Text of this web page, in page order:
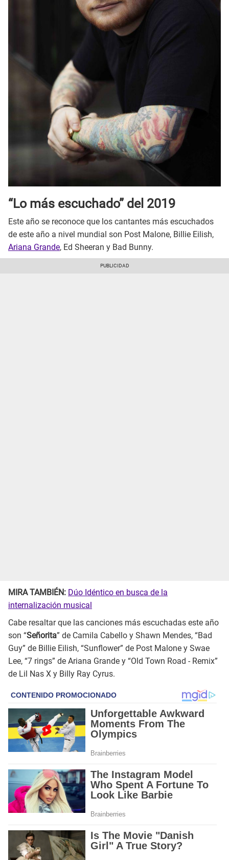
“Lo más escuchado” del 2019
Este año se reconoce que los cantantes más escuchados
de este año a nivel mundial son Post Malone, Billie Eilish,
Ariana Grande, Ed Sheeran y Bad Bunny.
MIRA TAMBIÉN: Dúo Idéntico en busca de la
internalización musical
Cabe resaltar que las canciones más escuchadas este año
son “Señorita” de Camila Cabello y Shawn Mendes, “Bad
Guy” de Billie Eilish, “Sunflower” de Post Malone y Swae
Lee, “7 rings” de Ariana Grande y “Old Town Road - Remix”
de Lil Nas X y Billy Ray Cyrus.